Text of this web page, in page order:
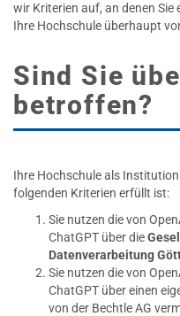
wir Kriterien auf, an denen
Ihre Hochschule überhaupt
Sind Sie
betroffen?
Ihre Hochschule als
folgenden Kriterien erfüllt ist:
Sie nutzen die von
ChatGPT über die
Datenverarbeitung
Sie nutzen die von
ChatGPT über einen
von der Bechtle AG